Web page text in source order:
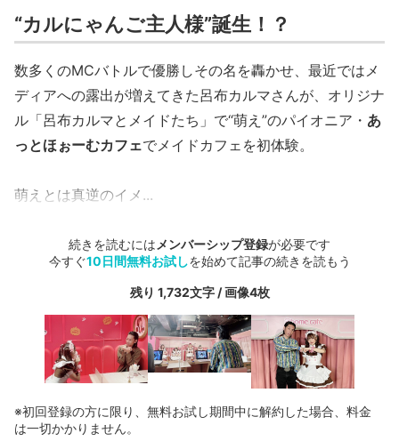
“カルにゃんご主人様”誕生！？
数多くのMCバトルで優勝しその名を轟かせ、最近ではメ
ディアへの露出が増えてきた呂布カルマさんが、オリジナ
ル「呂布カルマとメイドたち」で“萌え”のパイオニア・ あ
っとほぉーむカフェでメイドカフェを初体験。
萌えとは真逆のイメ...
続きを読むには メンバーシップ登録が必要です
今すぐ10日間無料お試しを始めて記事の続きを読もう
残り 1,732文字 / 画像4枚
※初回登録の方に限り、無料お試し期間中に解約した場合、料金
は一切かかりません。